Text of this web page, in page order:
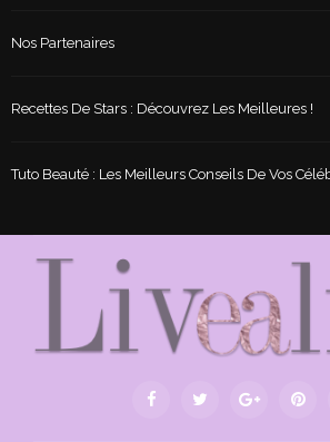
Nos Partenaires
Recettes De Stars : Découvrez Les Meilleures !
Tuto Beauté : Les Meilleurs Conseils De Vos